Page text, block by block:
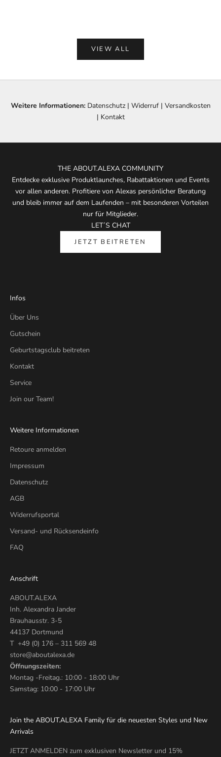
VIEW ALL
Weitere Informationen: Datenschutz| Widerruf| Versandkosten
| Kontakt
THE ABOUT.ALEXA COMMUNITY
Entdecke exklusive Produktlaunches, Rabattaktionen und Events
vor allen anderen. Profitiere von Alexas persönlicher Beratung
und bleib immer auf dem Laufenden – mit besonderen Vorteilen
nur für Mitglieder.
LET´S CHAT
JETZT BEITRETEN
Infos
Über Uns
Gutschein
Geburtstagsclub beitreten
Kontakt
Service
Join our Team!
Weitere Informationen
Retoure anmelden
Impressum
Datenschutz
AGB
Widerrufsportal
Versand- und Rücksendeinfo
FAQ
Anschrift
ABOUT.ALEXA
Inh. Alexandra Jander
Brauhausstr. 3-5
44137 Dortmund
T +49 (0) 176 – 311 569 48
store@aboutalexa.de
Öffnungszeiten:
Montag -Freitag.: 10:00 - 18:00 Uhr
Samstag: 10:00 - 17:00 Uhr
Join the ABOUT.ALEXA Family für die neuesten Styles und New
Arrivals
JETZT ANMELDEN zum exklusiven Newsletter und 15%